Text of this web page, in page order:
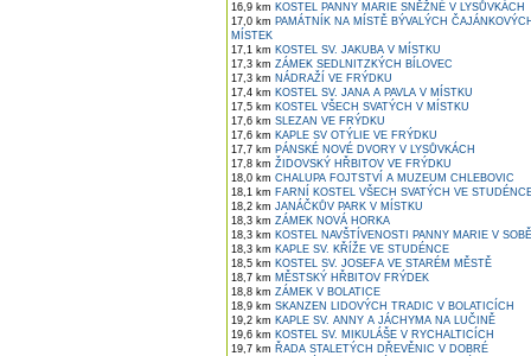
16,9 km KOSTEL PANNY MARIE SNĚŽNÉ V LYSŮVKÁCH
17,0 km PAMÁTNÍK NA MÍSTĚ BÝVALÝCH
MÍSTEK
17,1 km KOSTEL SV. JAKUBA V MÍSTKU
17,3 km ZÁMEK SEDLNITZKÝCH BÍLOVEC
17,3 km NÁDRAŽÍ VE FRÝDKU
17,4 km KOSTEL SV. JANA A PAVLA V MÍSTKU
17,5 km KOSTEL VŠECH SVATÝCH V MÍSTKU
17,6 km SLEZAN VE FRÝDKU
17,6 km KAPLE SV OTÝLIE VE FRÝDKU
17,7 km PÁNSKÉ NOVÉ DVORY V LYSŮVKÁCH
17,8 km ŽIDOVSKÝ HŘBITOV VE FRÝDKU
18,0 km CHALUPA FOJTSTVÍ A MUZEUM CHLEBOVIC
18,1 km FARNÍ KOSTEL VŠECH SVATÝCH VE
18,2 km JANÁČKŮV PARK V MÍSTKU
18,3 km ZÁMEK NOVÁ HORKA
18,3 km KOSTEL NAVŠTÍVENOSTI PANNY MARIE V
18,3 km KAPLE SV. KŘÍŽE VE STUDÉNCE
18,5 km KOSTEL SV. JOSEFA VE STARÉM MĚSTĚ
18,7 km MĚSTSKÝ HŘBITOV FRÝDEK
18,8 km ZÁMEK V BOLATICE
18,9 km SKANZEN LIDOVÝCH TRADIC V BOLATICÍCH
19,2 km KAPLE SV. ANNY A JÁCHYMA NA LUČINĚ
19,6 km KOSTEL SV. MIKULÁŠE V RYCHALTICÍCH
19,7 km ŘADA STALETÝCH DŘEVĚNIC V DOBRÉ